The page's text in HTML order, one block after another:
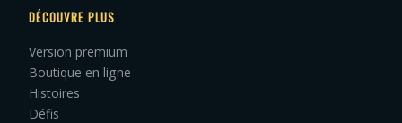
DÉCOUVRE PLUS
Version premium
Boutique en ligne
Histoires
Défis